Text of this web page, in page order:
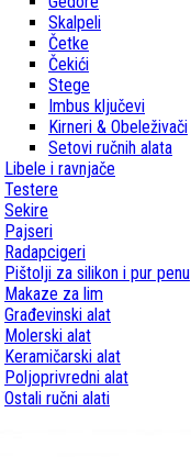
Skalpeli
Četke
Čekići
Stege
Imbus ključevi
Kirneri & Obeleživači
Setovi ručnih alata
Libele i ravnjače
Testere
Sekire
Pajseri
Radapcigeri
Pištolji za silikon i pur penu
Makaze za lim
Građevinski alat
Molerski alat
Keramičarski alat
Poljoprivredni alat
Ostali ručni alati